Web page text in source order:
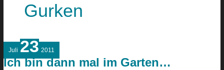
Gurken
Juli 23 2011
Ich bin dann mal im Garten…
Ich
bin
dann